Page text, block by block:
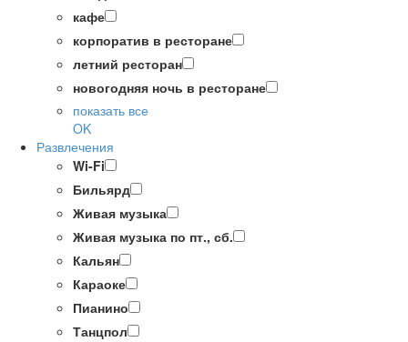
кафе
корпоратив в ресторане
летний ресторан
новогодняя ночь в ресторане
показать все
OK
Развлечения
Wi-Fi
Бильярд
Живая музыка
Живая музыка по пт., сб.
Кальян
Караоке
Пианино
Танцпол